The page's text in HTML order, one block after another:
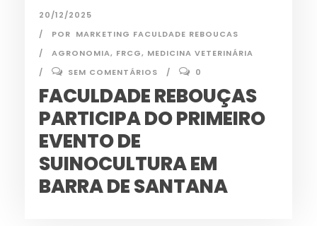
20/12/2025
POR MARKETING FACULDADE REBOUCAS
AGRONOMIA, FRCG, MEDICINA VETERINÁRIA
SEM COMENTÁRIOS
0
FACULDADE REBOUÇAS
PARTICIPA DO PRIMEIRO
EVENTO DE
SUINOCULTURA EM
BARRA DE SANTANA